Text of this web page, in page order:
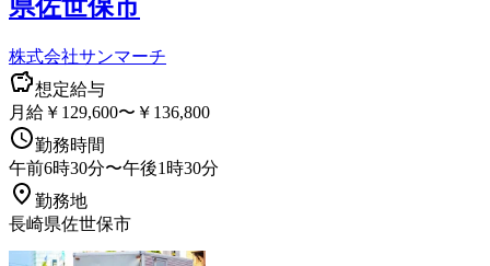
県佐世保市
株式会社サンマーチ
想定給与
月給￥129,600〜￥136,800
勤務時間
午前6時30分〜午後1時30分
勤務地
長崎県佐世保市